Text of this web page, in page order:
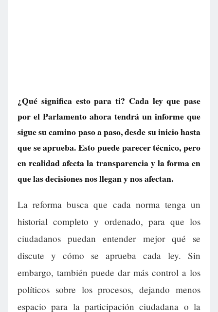
¿Qué significa esto para ti? Cada ley que pase
por el Parlamento ahora tendrá un informe que
sigue su camino paso a paso, desde su inicio hasta
que se aprueba. Esto puede parecer técnico, pero
en realidad afecta la transparencia y la forma en
que las decisiones nos llegan y nos afectan.
La reforma busca que cada norma tenga un
historial completo y ordenado, para que los
ciudadanos puedan entender mejor qué se
discute y cómo se aprueba cada ley. Sin
embargo, también puede dar más control a los
políticos sobre los procesos, dejando menos
espacio para la participación ciudadana o la